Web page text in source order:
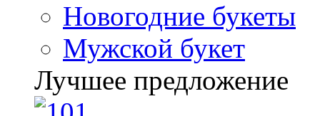
Новогодние букеты
Мужской букет
Лучшее предложение